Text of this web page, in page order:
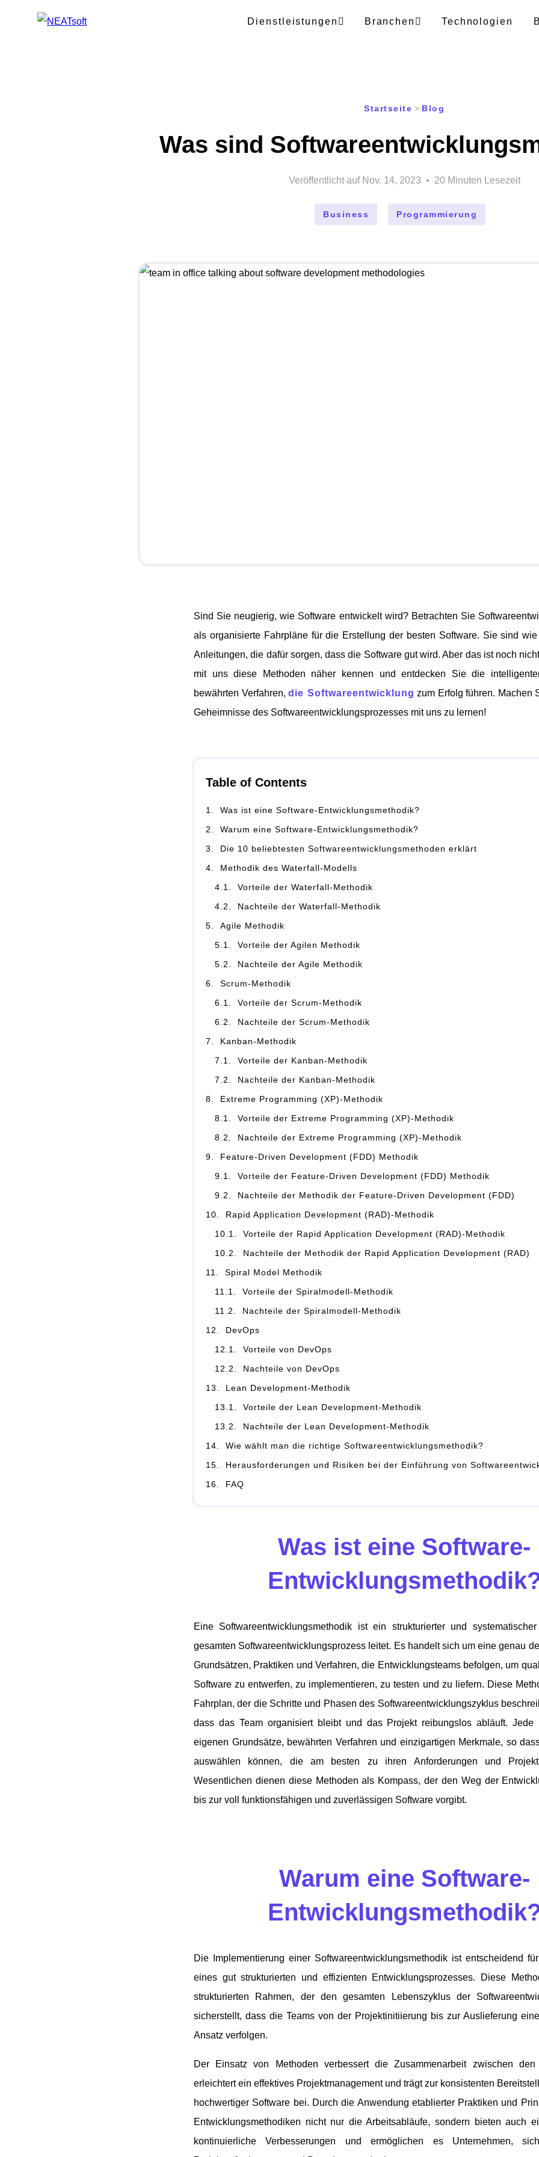
Dienstleistungen Branchen Technologien
Startseite > Blog
Was sind
Veröffentlicht auf Nov. 14, 2023 • 20 Minuten Lesezeit
Business Programmierung
Sind Sie neugierig, wie Software entwickelt wird? Betrachten Sie
als organisierte Fahrpläne für die Erstellung der besten Software. Sie sind wie
Anleitungen, die dafür sorgen, dass die Software gut wird. Aber das ist noch
mit uns diese Methoden näher kennen und entdecken Sie die
bewährten Verfahren,die Softwareentwicklung zum Erfolg führen. Machen
Geheimnisse des Softwareentwicklungsprozesses mit uns zu lernen!
Table of Contents
Was ist eine Software-Entwicklungsmethodik?
Warum eine Software-Entwicklungsmethodik?
Die 10 beliebtesten Softwareentwicklungsmethoden erklärt
Methodik des Waterfall-Modells
Vorteile der Waterfall-Methodik
Nachteile der Waterfall-Methodik
Agile Methodik
Vorteile der Agilen Methodik
Nachteile der Agile Methodik
Scrum-Methodik
Vorteile der Scrum-Methodik
Nachteile der Scrum-Methodik
Kanban-Methodik
Vorteile der Kanban-Methodik
Nachteile der Kanban-Methodik
Extreme Programming (XP)-Methodik
Vorteile der Extreme Programming (XP)-Methodik
Nachteile der Extreme Programming (XP)-Methodik
Feature-Driven Development (FDD) Methodik
Vorteile der Feature-Driven Development (FDD) Methodik
Nachteile der Methodik der Feature-Driven Development (FDD)
Rapid Application Development (RAD)-Methodik
Vorteile der Rapid Application Development (RAD)-Methodik
Nachteile der Methodik der Rapid Application Development (RAD)
Spiral Model Methodik
Vorteile der Spiralmodell-Methodik
Nachteile der Spiralmodell-Methodik
DevOps
Vorteile von DevOps
Nachteile von DevOps
Lean Development-Methodik
Vorteile der Lean Development-Methodik
Nachteile der Lean Development-Methodik
Wie wählt man die richtige Softwareentwicklungsmethodik?
Herausforderungen und Risiken bei der Einführung von
FAQ
Was ist eine Software-
Eine Softwareentwicklungsmethodik ist ein strukturierter und
gesamten Softwareentwicklungsprozess leitet. Es handelt sich um eine genau
Grundsätzen, Praktiken und Verfahren, die Entwicklungsteams befolgen, um
Software zu entwerfen, zu implementieren, zu testen und zu liefern. Diese
Fahrplan, der die Schritte und Phasen des Softwareentwicklungszyklus
dass das Team organisiert bleibt und das Projekt reibungslos abläuft. Jede
eigenen Grundsätze, bewährten Verfahren und einzigartigen Merkmale, so
auswählen können, die am besten zu ihren Anforderungen und
Wesentlichen dienen diese Methoden als Kompass, der den Weg der
bis zur voll funktionsfähigen und zuverlässigen Software vorgibt.
Warum eine Software-
Die Implementierung einer Softwareentwicklungsmethodik ist entscheidend
eines gut strukturierten und effizienten Entwicklungsprozesses. Diese
strukturierten Rahmen, der den gesamten Lebenszyklus der
sicherstellt, dass die Teams von der Projektinitiierung bis zur Auslieferung
Ansatz verfolgen.
Der Einsatz von Methoden verbessert die Zusammenarbeit zwischen den
erleichtert ein effektives Projektmanagement und trägt zur konsistenten
hochwertiger Software bei. Durch die Anwendung etablierter Praktiken und
Entwicklungsmethodiken nicht nur die Arbeitsabläufe, sondern bieten auch
kontinuierliche Verbesserungen und ermöglichen es Unternehmen,